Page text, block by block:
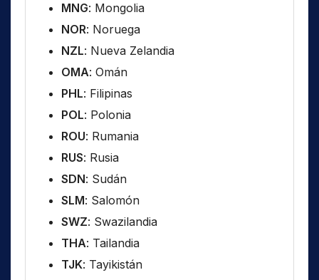
MNG: Mongolia
NOR: Noruega
NZL: Nueva Zelandia
OMA: Omán
PHL: Filipinas
POL: Polonia
ROU: Rumania
RUS: Rusia
SDN: Sudán
SLM: Salomón
SWZ: Swazilandia
THA: Tailandia
TJK: Tayikistán